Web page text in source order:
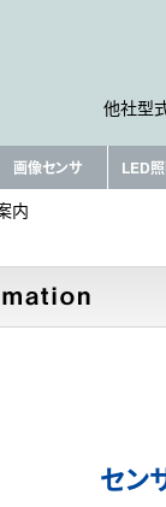
他社型
画像センサ LED照
内
セン